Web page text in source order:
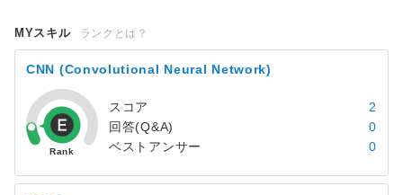
MYスキル ランクとは？
CNN (Convolutional Neural Network)
スコア
2
回答(Q&A)
0
ベストアンサー
0